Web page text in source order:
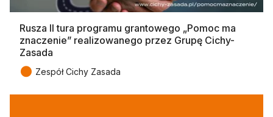
Rusza II tura programu grantowego „Pomoc ma
znaczenie” realizowanego przez Grupę Cichy-
Zasada
● Zespół Cichy Zasada